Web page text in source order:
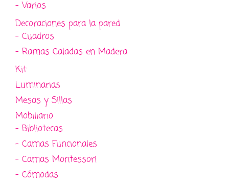
- Varios
Decoraciones para la pared
- Cuadros
- Ramas Caladas en Madera
Kit
Luminarias
Mesas y Sillas
Mobiliario
- Bibliotecas
- Camas Funcionales
- Camas Montessori
- Cómodas